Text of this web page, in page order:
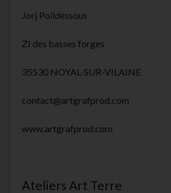
Jorj Poildessous
ZI des basses forges
35530 NOYAL-SUR-VILAINE
contact@artgrafprod.com
www.artgrafprod.com
Ateliers Art Terre